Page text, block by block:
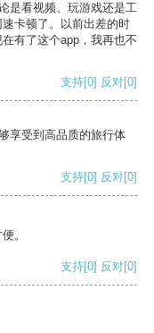
是看视频、玩游戏还是工
卡顿了。以前出差的时
有了这个app，我再也不
支持[0] 反对[0]
享受到高品质的旅行体
支持[0] 反对[0]
。
支持[0] 反对[0]